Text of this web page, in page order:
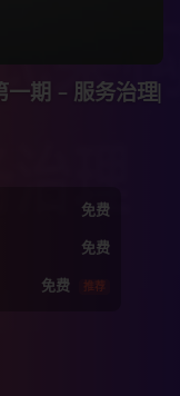
一期 – 服务治理|
免费
免费
免费 推荐